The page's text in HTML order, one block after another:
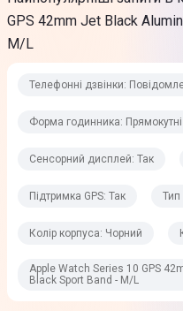
SOS сигнал
Виявлення падіння та
виявлення зіткнень
Робоча глибина: до 3000
Повідомлення
Повідомлення
Сповіщення про низький
Шагомір
GPS 42mm Jet Black
M/L
Телефонні дзвінки:
Форма годинника: Прямокутні
Сенсорний дисплей: Так
Підтримка GPS: Так Тип
Колір корпуса: Чорний
Apple Watch Series 10 GPS
Black Sport Band - M/L